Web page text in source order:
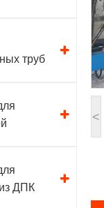
труб
ДПК
<